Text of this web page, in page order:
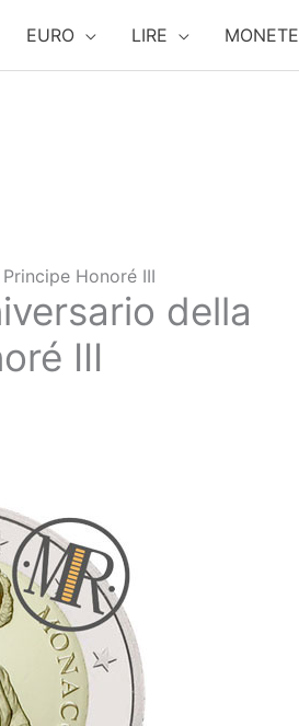
EURO LIRE MONETE
Honoré III
della
III